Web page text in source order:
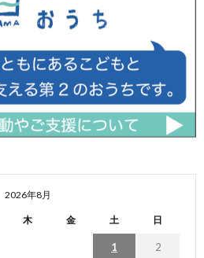
2026年8月
木 金 土 日
1 2